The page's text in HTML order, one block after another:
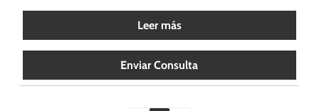
Leer más
Enviar Consulta